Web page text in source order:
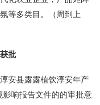
等多类目。（周到上
批
安县露露植饮淳安年产
响报告文件的的审批意